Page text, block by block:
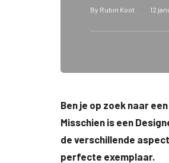
By Rubin Koot 12
Ben je op zoek naar
Misschien is een
de verschillende
perfecte exemplaar.